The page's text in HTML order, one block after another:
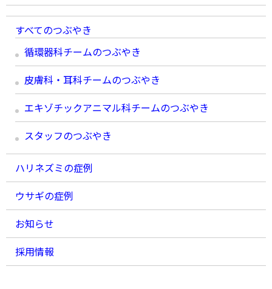
すべてのつぶやき
循環器科チームのつぶやき
皮膚科・耳科チームのつぶやき
エキゾチックアニマル科チームのつぶやき
スタッフのつぶやき
ハリネズミの症例
ウサギの症例
お知らせ
採用情報